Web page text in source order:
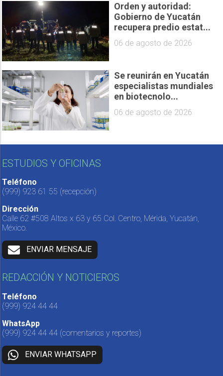
Orden y autoridad:
Gobierno de Yucatán
recupera predio estat...
06 de agosto de 2026
Se reunirán en Yucatán
especialistas mundiales
en biotecnolo...
06 de agosto de 2026
ESTUDIOS Y OFICINAS
Teléfono
(999) 923 61 55 (recepción)
Dirección
Calle 62 #508 Altos x 63 y 65 Col. Centro, Mérida, Yucatán,
México.
ENVIAR MENSAJE
REDACCIÓN Y NOTICIEROS
Teléfono
(999) 924 44 44
WhatsApp
(999) 924 44 44 (comentarios y reportes)
ENVIAR WHATSAPP